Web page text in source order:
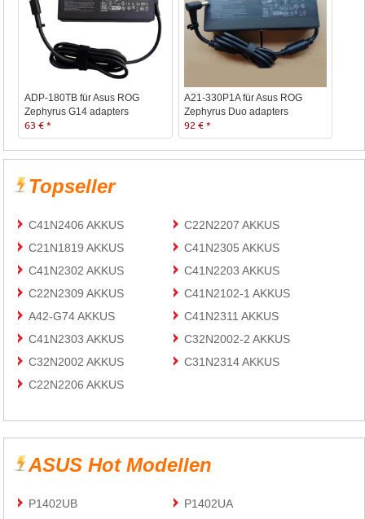
ADP-180TB für Asus ROG
Zephyrus G14 adapters
63 € *
A21-330P1A für Asus ROG
Zephyrus Duo adapters
92 € *
Topseller
C41N2406 AKKUS
C22N2207 AKKUS
C21N1819 AKKUS
C41N2305 AKKUS
C41N2302 AKKUS
C41N2203 AKKUS
C22N2309 AKKUS
C41N2102-1 AKKUS
A42-G74 AKKUS
C41N2311 AKKUS
C41N2303 AKKUS
C32N2002-2 AKKUS
C32N2002 AKKUS
C31N2314 AKKUS
C22N2206 AKKUS
ASUS Hot Modellen
P1402UB
P1402UA